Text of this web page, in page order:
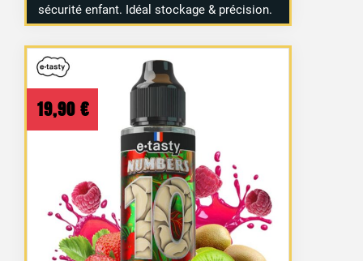
sécurité enfant. Idéal stockage & précision.
19,90 €